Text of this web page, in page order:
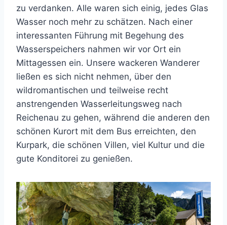
zu verdanken. Alle waren sich einig, jedes Glas
Wasser noch mehr zu schätzen. Nach einer
interessanten Führung mit Begehung des
Wasserspeichers nahmen wir vor Ort ein
Mittagessen ein. Unsere wackeren Wanderer
ließen es sich nicht nehmen, über den
wildromantischen und teilweise recht
anstrengenden Wasserleitungsweg nach
Reichenau zu gehen, während die anderen den
schönen Kurort mit dem Bus erreichten, den
Kurpark, die schönen Villen, viel Kultur und die
gute Konditorei zu genießen.